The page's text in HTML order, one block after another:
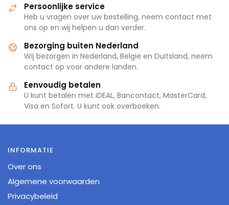
Persoonlijke service
Heb u vragen over uw bestelling, neem contact met
ons op en wij helpen u dan verder.
Bezorging buiten Nederland
Wij bezorgen in Nederland, België en Duitsland, neem
contact op voor andere landen.
Eenvoudig betalen
U kunt betalen met iDEAL, Bancontact, MasterCard,
Visa en Sofort. U kunt ook overboeken.
INFORMATIE
Over ons
Algemene voorwaarden
Privacybeleid